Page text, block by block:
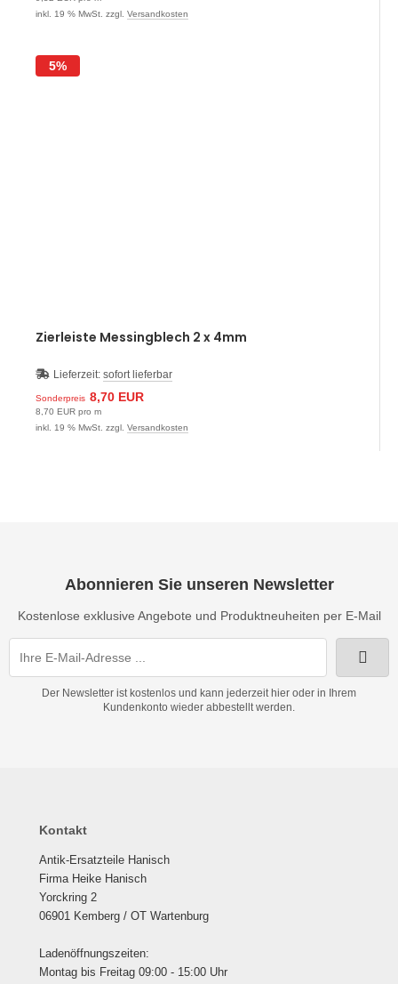
inkl. 19 % MwSt. zzgl. Versandkosten
Zierleiste Messingblech 2 x 4mm
Lieferzeit: sofort lieferbar
Sonderpreis 8,70 EUR
5%
8,70 EUR pro m
inkl. 19 % MwSt. zzgl. Versandkosten
Abonnieren Sie unseren Newsletter
Kostenlose exklusive Angebote und Produktneuheiten per E-Mail
Der Newsletter ist kostenlos und kann jederzeit hier oder in Ihrem
Kundenkonto wieder abbestellt werden.
Kontakt
Antik-Ersatzteile Hanisch
Firma Heike Hanisch
Yorckring 2
06901 Kemberg / OT Wartenburg
Ladenöffnungszeiten:
Montag bis Freitag 09:00 - 15:00 Uhr